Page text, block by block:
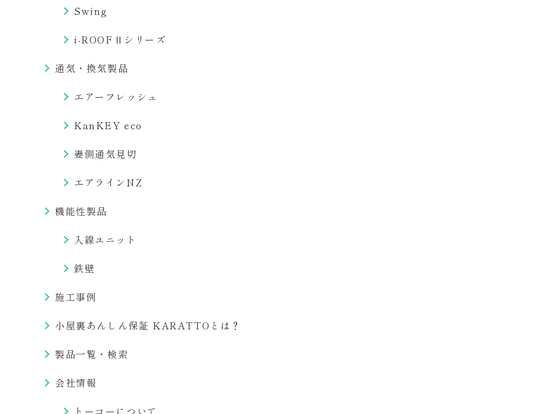
Swing
i-ROOFⅡシリーズ
通気・換気製品
エアーフレッシュ
KanKEY eco
妻側通気見切
エアラインNZ
機能性製品
入線ユニット
鉄壁
施工事例
小屋裏あんしん保証 KARATTOとは？
製品一覧・検索
会社情報
トーコーについて